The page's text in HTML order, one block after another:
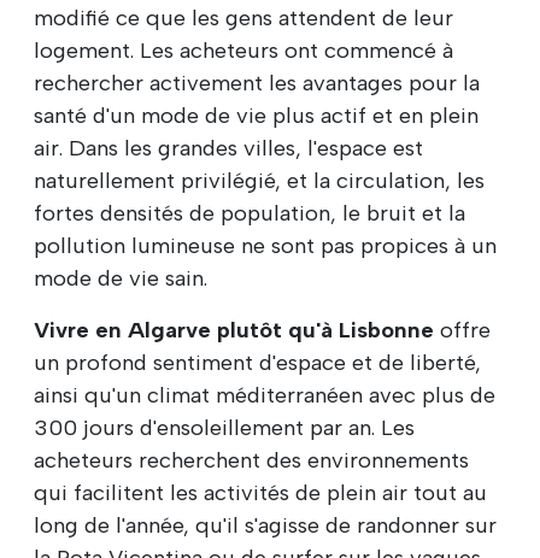
modifié ce que les gens attendent de leur
logement. Les acheteurs ont commencé à
rechercher activement les avantages pour la
santé d'un mode de vie plus actif et en plein
air. Dans les grandes villes, l'espace est
naturellement privilégié, et la circulation, les
fortes densités de population, le bruit et la
pollution lumineuse ne sont pas propices à un
mode de vie sain.
Vivre en Algarve plutôt qu'à Lisbonne offre
un profond sentiment d'espace et de liberté,
ainsi qu'un climat méditerranéen avec plus de
300 jours d'ensoleillement par an. Les
acheteurs recherchent des environnements
qui facilitent les activités de plein air tout au
long de l'année, qu'il s'agisse de randonner sur